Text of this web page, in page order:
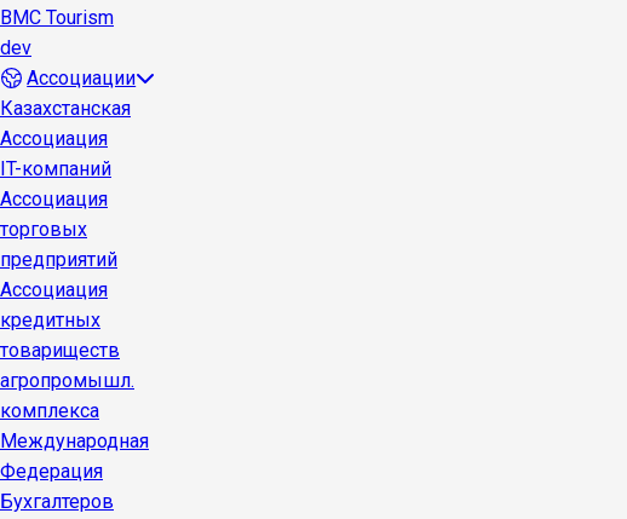
BMC Tourism
dev
Ассоциации
Казахстанская
Ассоциация
IT-компаний
Ассоциация
торговых
предприятий
Ассоциация
кредитных
товариществ
агропромышл.
комплекса
Международная
Федерация
Бухгалтеров